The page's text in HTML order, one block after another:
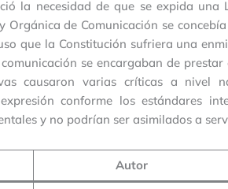
la necesidad de que se expida una
Orgánica de Comunicación se
que la Constitución sufriera una
se encargaban de
causaron varias críticas a nivel
conforme los estándares
y no podrían ser asimilados a
Autor